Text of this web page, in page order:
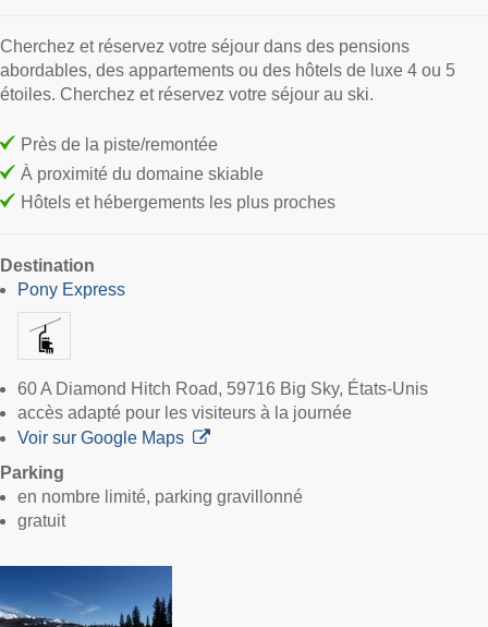
Cherchez et réservez votre séjour dans des pensions
abordables, des appartements ou des hôtels de luxe 4 ou 5
étoiles. Cherchez et réservez votre séjour au ski.
Près de la piste/remontée
À proximité du domaine skiable
Hôtels et hébergements les plus proches
Destination
Pony Express
60 A Diamond Hitch Road, 59716 Big Sky, États-Unis
accès adapté pour les visiteurs à la journée
Voir sur Google Maps
Parking
en nombre limité, parking gravillonné
gratuit